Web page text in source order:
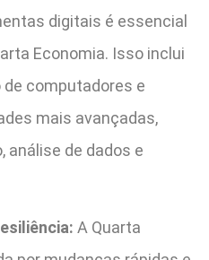
digitais é essencial
Economia. Isso inclui
computadores e
mais avançadas,
análise de dados e
A Quarta